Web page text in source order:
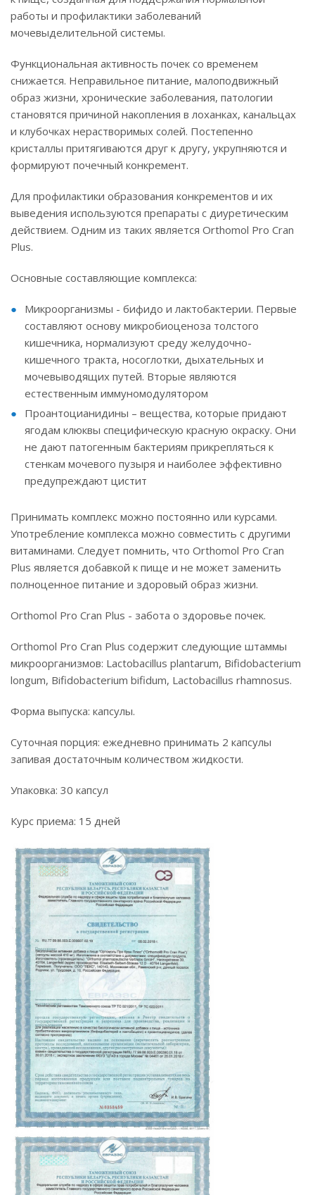
работы и профилактики заболеваний
мочевыделительной системы.
Функциональная активность почек со временем
снижается. Неправильное питание, малоподвижный
образ жизни, хронические заболевания, патологии
становятся причиной накопления в лоханках, канальцах
и клубочках нерастворимых солей. Постепенно
кристаллы притягиваются друг к другу, укрупняются и
формируют почечный конкремент.
Для профилактики образования конкрементов и их
выведения используются препараты с диуретическим
действием. Одним из таких является Orthomol Pro Cran
Plus.
Основные составляющие комплекса:
Микроорганизмы - бифидо и лактобактерии. Первые
составляют основу микробиоценоза толстого
кишечника, нормализуют среду желудочно-
кишечного тракта, носоглотки, дыхательных и
мочевыводящих путей. Вторые являются
естественным иммуномодулятором
Проантоцианидины – вещества, которые придают
ягодам клюквы специфическую красную окраску. Они
не дают патогенным бактериям прикрепляться к
стенкам мочевого пузыря и наиболее эффективно
предупреждают цистит
Принимать комплекс можно постоянно или курсами.
Употребление комплекса можно совместить с другими
витаминами. Следует помнить, что Orthomol Pro Cran
Plus является добавкой к пище и не может заменить
полноценное питание и здоровый образ жизни.
Orthomol Pro Cran Plus - забота о здоровье почек.
Orthomol Pro Cran Plus содержит следующие штаммы
микроорганизмов: Lactobacillus plantarum, Bifidobacterium
longum, Bifidobacterium bifidum, Lactobacillus rhamnosus.
Форма выпуска: капсулы.
Суточная порция: ежедневно принимать 2 капсулы
запивая достаточным количеством жидкости.
Упаковка: 30 капсул
Курс приема: 15 дней